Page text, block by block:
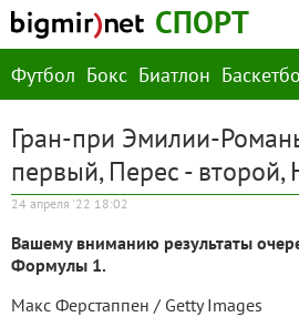
СПОРТ
Футбол Бокс Биатлон
Гран-при Эмилии-
первый, Перес - второй,
24 апреля '22 18:02
Вашему вниманию результаты
Формулы 1.
Макс Ферстаппен / Getty Images